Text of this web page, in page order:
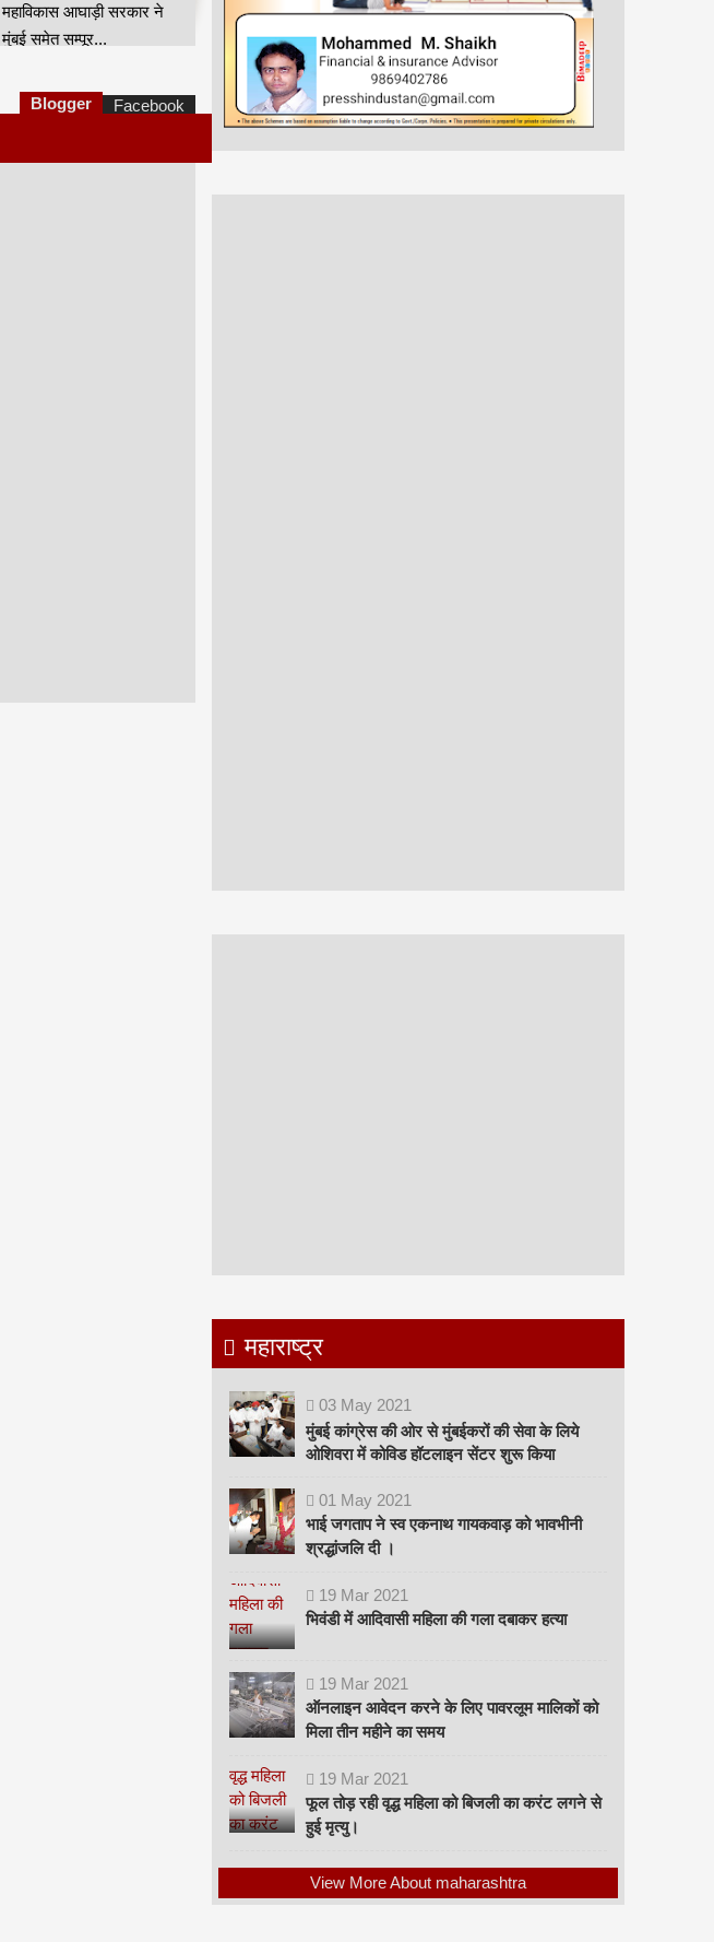
महाविकास आघाड़ी सरकार ने
मुंबई समेत सम्पूर...
Blogger Facebook
महाराष्ट्र
03 May 2021
मुंबई कांग्रेस की ओर से मुंबईकरों की सेवा के लिये
ओशिवरा में कोविड हॉटलाइन सेंटर शुरू किया
01 May 2021
भाई जगताप ने स्व एकनाथ गायकवाड़ को भावभीनी
श्रद्धांजलि दी ।
19 Mar 2021
भिवंडी में आदिवासी महिला की गला दबाकर हत्या
19 Mar 2021
ऑनलाइन आवेदन करने के लिए पावरलूम मालिकों को
मिला तीन महीने का समय
19 Mar 2021
फूल तोड़ रही वृद्ध महिला को बिजली का करंट लगने से
हुई मृत्यु।
View More About maharashtra